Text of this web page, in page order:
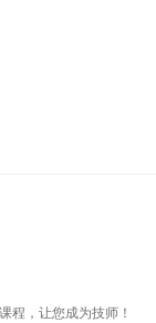
程，让您成为技师！